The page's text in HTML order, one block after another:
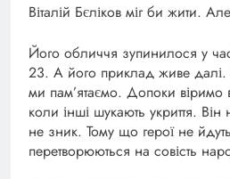
Віталій Бєліков міг би жити.
Його обличчя зупинилося у
23. А його приклад живе
ми пам’ятаємо. Допоки віримо
коли інші шукають укриття.
не зник. Тому що герої не
перетворюються на совість